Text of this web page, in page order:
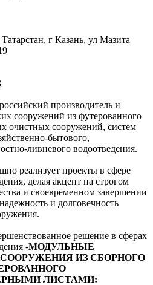
г Казань, ул Мазита
производитель и
сооружений из футерованного
очистных сооружений, систем
бытового,
ливневого водоотведения.
реализует проекты в сфере
делая акцент на строгом
и своевременном завершении
и долговечность
решение в сферах
-МОДУЛЬНЫЕ
ИЗ СБОРНОГО
ЛИСТАМИ: